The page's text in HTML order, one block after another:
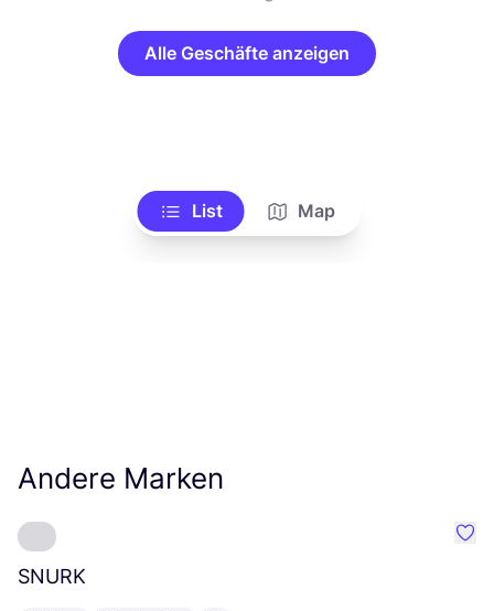
Alle Geschäfte anzeigen
List Map
Andere Marken
SNURK